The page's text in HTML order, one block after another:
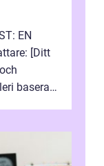
EN
[Ditt
baserat